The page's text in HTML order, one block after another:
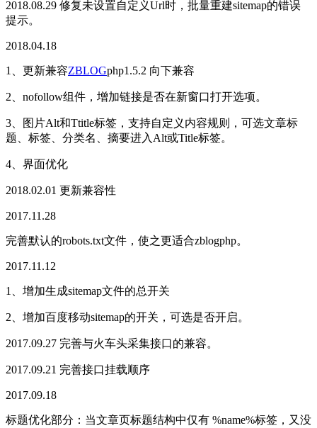
2018.08.29 修复未设置自定义Url时，批量重建sitemap的错误
提示。
2018.04.18
1、更新兼容ZBLOGphp1.5.2 向下兼容
2、nofollow组件，增加链接是否在新窗口打开选项。
3、图片Alt和Ttitle标签，支持自定义内容规则，可选文章标
题、标签、分类名、摘要进入Alt或Title标签。
4、界面优化
2018.02.01 更新兼容性
2017.11.28
完善默认的robots.txt文件，使之更适合zblogphp。
2017.11.12
1、增加生成sitemap文件的总开关
2、增加百度移动sitemap的开关，可选是否开启。
2017.09.27 完善与火车头采集接口的兼容。
2017.09.21 完善接口挂载顺序
2017.09.18
标题优化部分：当文章页标题结构中仅有 %name%标签，又没